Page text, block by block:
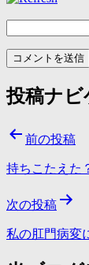
投稿ナビ
前の投稿
持ちこたえた
次の投稿
私の肛門病変